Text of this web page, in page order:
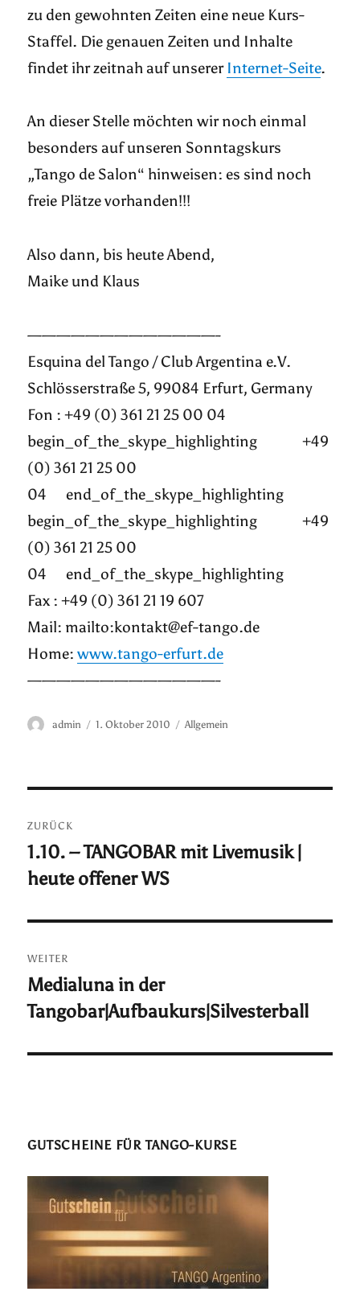
zu den gewohnten Zeiten eine neue Kurs-
Staffel. Die genauen Zeiten und Inhalte
findet ihr zeitnah auf unserer Internet-Seite.
An dieser Stelle möchten wir noch einmal
besonders auf unseren Sonntagskurs
„Tango de Salon“ hinweisen: es sind noch
freie Plätze vorhanden!!!
Also dann, bis heute Abend,
Maike und Klaus
—————————————-
Esquina del Tango / Club Argentina e.V.
Schlösserstraße 5, 99084 Erfurt, Germany
Fon : +49 (0) 361 21 25 00 04
begin_of_the_skype_highlighting +49
(0) 361 21 25 00
04 end_of_the_skype_highlighting
begin_of_the_skype_highlighting +49
(0) 361 21 25 00
04 end_of_the_skype_highlighting
Fax : +49 (0) 361 21 19 607
Mail: mailto:kontakt@ef-tango.de
Home:www.tango-erfurt.de
—————————————-
Autor
admin
Veröffentlicht
1. Oktober 2010 Kategorien
Allgemein
ZURÜCK
Vorheriger
Beitrag:
1.10. – TANGOBAR mit Livemusik |
heute offener WS
WEITER
Nächster
Beitrag:
Medialuna in der
Tangobar|Aufbaukurs|Silvesterball
GUTSCHEINE FÜR TANGO-KURSE